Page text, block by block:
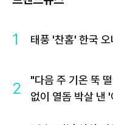
1 태풍 '찬홈' 한국
2
"다음 주 기온 뚝
없이 열돔 박살 낸